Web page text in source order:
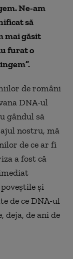
Ne-am
să
mai găsit
furat o
de români
DNA-ul
gândul să
nostru, mă
de ce ar fi
a fost că
și
de ce DNA-ul
de ani de